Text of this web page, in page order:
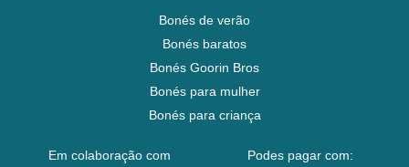
Bonés de verão
Bonés baratos
Bonés Goorin Bros
Bonés para mulher
Bonés para criança
Em colaboração com
Podes pagar com: